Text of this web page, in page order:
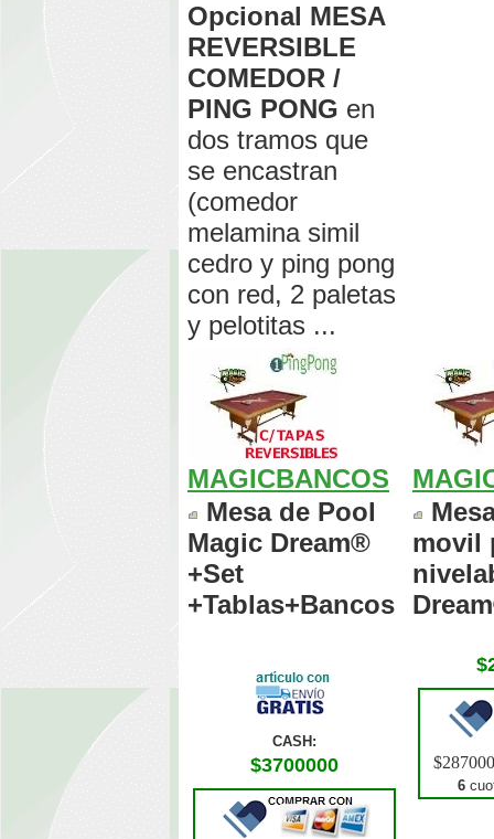
Opcional MESA
REVERSIBLE
COMEDOR /
PING PONG en
dos tramos que
se encastran
(comedor
melamina simil
cedro y ping pong
con red, 2 paletas
y pelotitas ...
MAGICBANCOS
Mesa de Pool
Magic Dream®
+Set
+Tablas+Bancos
CASH:
$3700000
movil
6